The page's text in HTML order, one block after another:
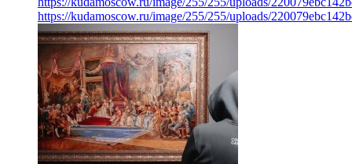
https://kudamoscow.ru/image/255/255/uploads/